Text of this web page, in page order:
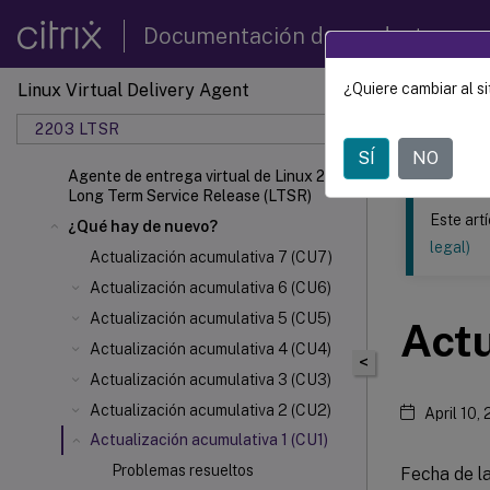
Documentación de productos
Linux Virtual Delivery Agent
2203 LTSR
Agente de entrega virtual de Linux 2203
Long Term Service Release (LTSR)
¿Qué hay de nuevo?
Actualización acumulativa 7 (CU7)
Actualización acumulativa 6 (CU6)
Actualización acumulativa 5 (CU5)
Actualización acumulativa 4 (CU4)
Actualización acumulativa 3 (CU3)
Actualización acumulativa 2 (CU2)
Actualización acumulativa 1 (CU1)
Problemas resueltos
Este
<
Este
legal)
April 10,
Fecha de
¿Quiere cambiar al
SÍ NO